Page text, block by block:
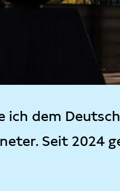
ich dem
Seit 2024